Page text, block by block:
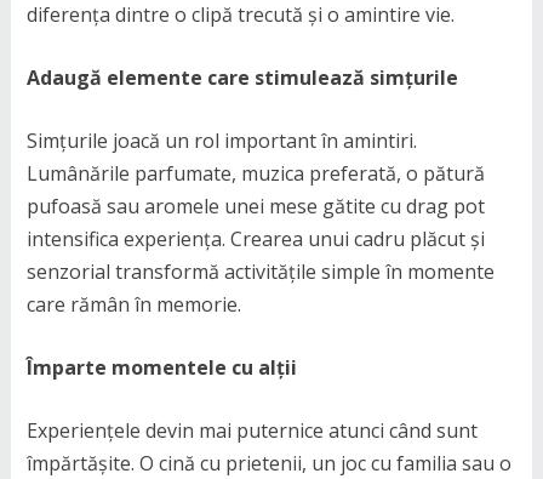
diferența dintre o clipă trecută și o amintire vie.
Adaugă elemente care stimulează simțurile
Simțurile joacă un rol important în amintiri.
Lumânările parfumate, muzica preferată, o pătură
pufoasă sau aromele unei mese gătite cu drag pot
intensifica experiența. Crearea unui cadru plăcut și
senzorial transformă activitățile simple în momente
care rămân în memorie.
Împarte momentele cu alții
Experiențele devin mai puternice atunci când sunt
împărtășite. O cină cu prietenii, un joc cu familia sau o